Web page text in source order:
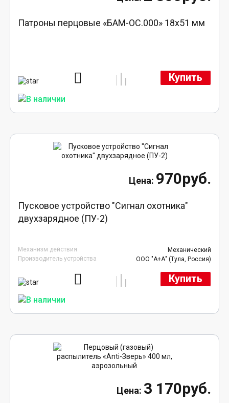
Патроны перцовые «БАМ-ОС.000» 18х51 мм
Купить
970руб.
Пусковое устройство "Сигнал охотника"
двухзарядное (ПУ-2)
Механизм действия
Механический
Производитель устройства
ООО "А+А" (Тула, Россия)
Купить
3 170руб.